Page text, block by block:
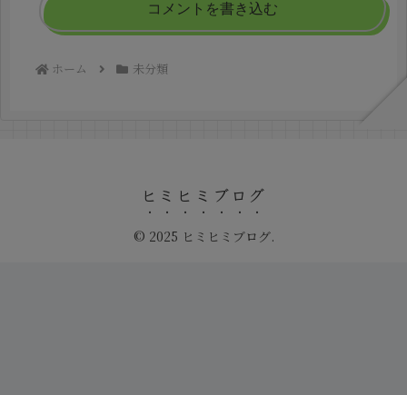
コメントを書き込む
ホーム 未分類
ヒミヒミブログ
© 2025 ヒミヒミブログ.